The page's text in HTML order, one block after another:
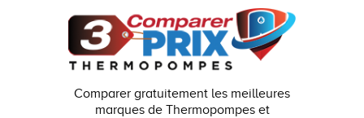
Comparer gratuitement les meilleures
marques de Thermopompes et